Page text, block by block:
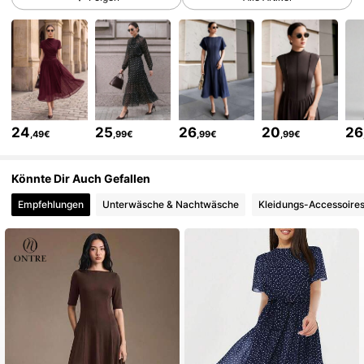
4,79 1.6M Follower
4,79 1.6M Follower
4,79 1.6M Follower
4,79 1.6M Follower
1.6M Follower
1.6M Follower
24,49€ 25,99€ 26,99€ 20,99€ 26
Könnte Dir Auch Gefallen
Empfehlungen Unterwäsche & Nachtwäsche Kleidungs-Accessoires